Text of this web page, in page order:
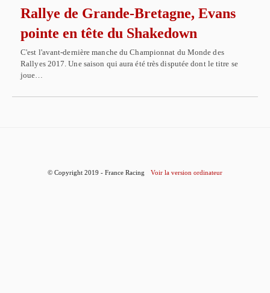
Rallye de Grande-Bretagne, Evans
pointe en tête du Shakedown
C'est l'avant-dernière manche du Championnat du Monde des
Rallyes 2017. Une saison qui aura été très disputée dont le titre se
joue…
© Copyright 2019 - France Racing Voir la version ordinateur